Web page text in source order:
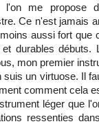
l'on me propose
Ce n'est jamais
aussi fort que
durables débuts.
mon premier
un virtuose. Il
comment cela
léger que
ressenties